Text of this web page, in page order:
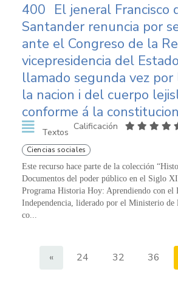
400 El jeneral Francisco
Santander renuncia por
ante el Congreso de la
vicepresidencia del
llamado segunda vez
la nacion i del cuerpo
conforme á la constitucion
Textos
Calificación
Ciencias sociales
Este recurso hace parte de la colección
Documentos del poder público en el Siglo
Programa Historia Hoy: Aprendiendo con el
Independencia, liderado por el Ministerio de
co...
« 24 32 36